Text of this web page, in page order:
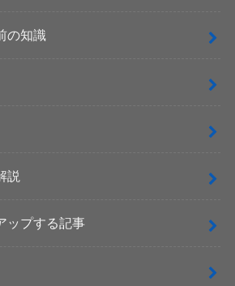
の知識
説
ップする記事